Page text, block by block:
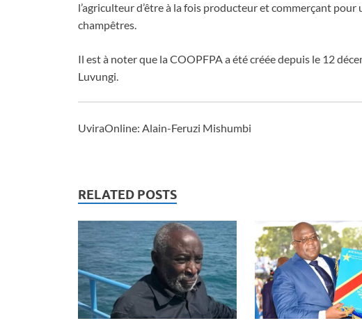
l’agriculteur d’être à la fois producteur et commerçant
champêtres.
Il est à noter que la COOPFPA a été créée depuis le 12
Luvungi.
UviraOnline: Alain-Feruzi Mishumbi
RELATED POSTS